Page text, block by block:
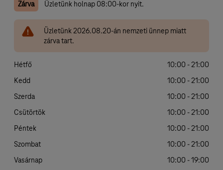
Zárva Üzletünk holnap 08:00-kor nyit.
Üzletünk 2026.08.20-án nemzeti ünnep miatt
zárva tart.
Hétfő
10:00 - 21:00
Kedd
10:00 - 21:00
Szerda
10:00 - 21:00
Csütörtök
10:00 - 21:00
Péntek
10:00 - 21:00
Szombat
10:00 - 21:00
Vasárnap
10:00 - 19:00